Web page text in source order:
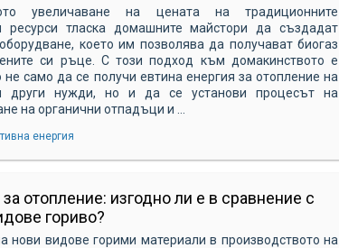
увеличаване на цената на традиционните
ресурси тласка домашните майстори да създадат
което им позволява да получават биогаз
си ръце. С този подход към домакинството е
само да се получи евтина енергия за отопление на
други нужди, но и да се установи процесът на
на органични отпадъци и ...
енергия
отопление: изгодно ли е в сравнение с
гориво?
нови видове горими материали в производството на